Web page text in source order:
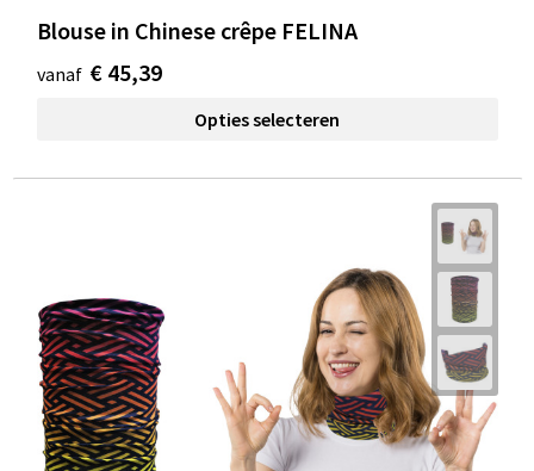
Blouse in Chinese crêpe FELINA
vanaf € 45,39
Opties selecteren